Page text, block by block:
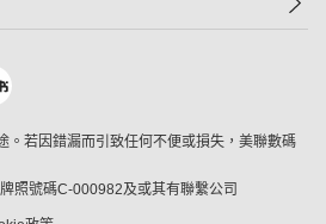
。若因錯漏而引致任何不便或損失，美聯數碼
照號碼C-000982及或其有聯繫公司